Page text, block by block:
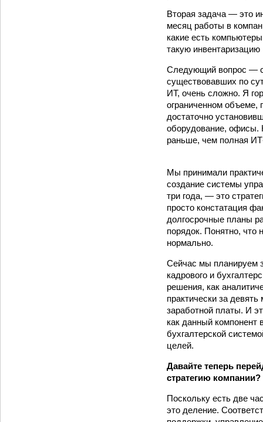
Вторая задача — это
месяц работы в
какие есть
такую инвентаризацию
Следующий вопрос —
существовавших по
ИТ, очень сложно. Я
ограниченном объеме,
достаточно
оборудование, офисы.
раньше, чем полная
Мы принимали
создание системы
три года, — это
просто констатация
долгосрочные планы
порядок. Понятно, что
нормально.
Сейчас мы планируем
кадрового и
решения, как
практически за
заработной платы. И
как данный компонент
бухгалтерской
целей.
Давайте теперь
стратегию компании?
Поскольку есть две
это деление.